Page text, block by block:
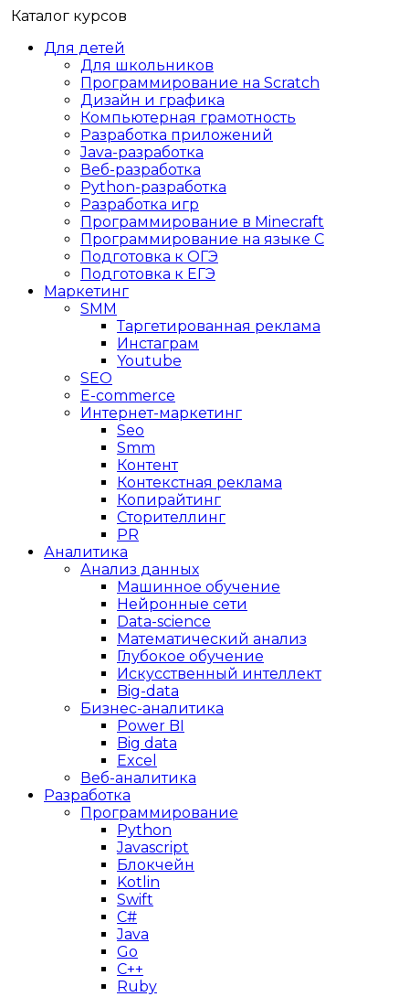
Каталог курсов
Для детей
Для школьников
Программирование на Scratch
Дизайн и графика
Компьютерная грамотность
Разработка приложений
Java-разработка
Веб-разработка
Python-разработка
Разработка игр
Программирование в Minecraft
Программирование на языке C
Подготовка к ОГЭ
Подготовка к ЕГЭ
Маркетинг
SMM
Таргетированная реклама
Инстаграм
Youtube
SEO
E-сommerce
Интернет-маркетинг
Seo
Smm
Контент
Контекстная реклама
Копирайтинг
Сторителлинг
PR
Аналитика
Анализ данных
Машинное обучение
Нейронные сети
Data-science
Математический анализ
Глубокое обучение
Искусственный интеллект
Big-data
Бизнес-аналитика
Power BI
Big data
Excel
Веб-аналитика
Разработка
Программирование
Python
Javascript
Блокчейн
Kotlin
Swift
C#
Java
Go
C++
Ruby